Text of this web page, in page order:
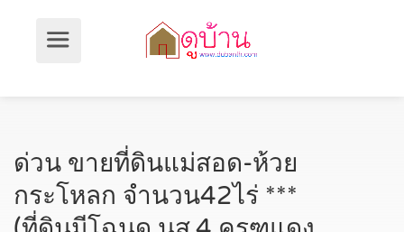
ด่วน ขายที่ดินแม่สอด-ห้วย
กระโหลก จำนวน42ไร่ ***